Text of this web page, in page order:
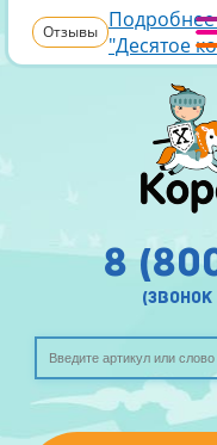
Отзывы
"Десятое
8